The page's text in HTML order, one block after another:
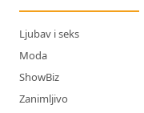
Ljubav i seks
Moda
ShowBiz
Zanimljivo